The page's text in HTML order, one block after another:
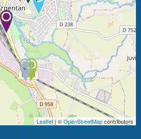
Leaflet| ©OpenStreetMapcontributors